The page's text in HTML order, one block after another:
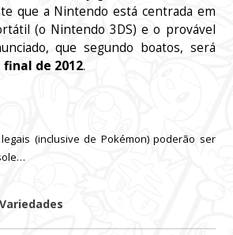
que a Nintendo está centrada em
(o Nintendo 3DS) e o provável
que segundo boatos, será
final de 2012.
(inclusive de Pokémon) poderão ser
Variedades